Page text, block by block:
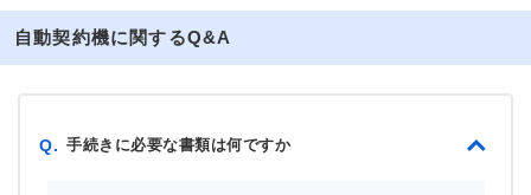
自動契約機に関するQ&A
Q. 手続きに必要な書類は何ですか